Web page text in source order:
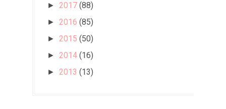
► 2017 (88)
► 2016 (85)
► 2015 (50)
► 2014 (16)
► 2013 (13)